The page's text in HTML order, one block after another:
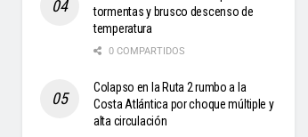
tormentas y brusco descenso de
temperatura
0 COMPARTIDOS
Colapso en la Ruta 2 rumbo a la
Costa Atlántica por choque múltiple y
alta circulación